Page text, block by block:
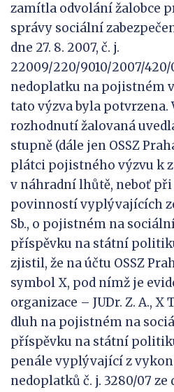
zamítla odvolání žalobce
správy sociální
dne 27. 8. 2007, č. j.
22009/220/9010/2007/
nedoplatku na pojistném
tato výzva byla potvrzena.
rozhodnutí žalovaná
stupně (dále jen OSSZ
plátci pojistného výzvu k
v náhradní lhůtě, neboť
povinností vyplývajících
Sb., o pojistném na
příspěvku na státní
zjistil, že na účtu OSSZ
symbol X, pod nímž je
organizace – JUDr. Z. A., X
dluh na pojistném na
příspěvku na státní
penále vyplývající z
nedoplatků č. j. 3280/07 ze